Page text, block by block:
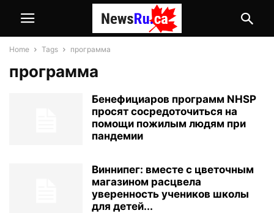
Home Tags программа
программа
Бенефициаров программ NHSP
просят сосредоточиться на
помощи пожилым людям при
пандемии
Виннипег: вместе с цветочным
магазином расцвела
уверенность учеников школы
для детей...